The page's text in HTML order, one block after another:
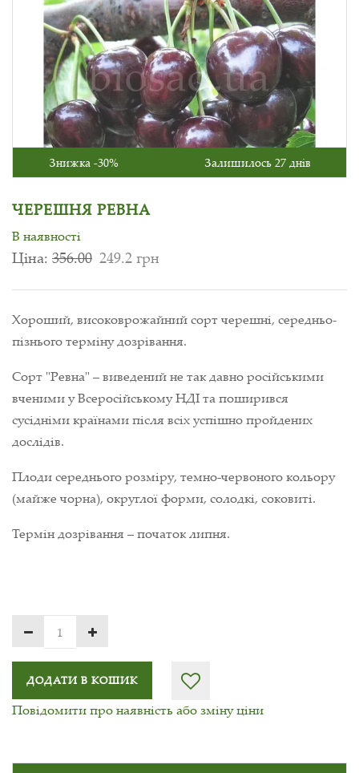
Знижка -30% Залишилось 27 днів
ЧЕРЕШНЯ РЕВНА
В наявності
Ціна: 356.00 249.2 грн
Хороший, високоврожайний сорт черешні, середньо-
пізнього терміну дозрівання.
Сорт "Ревна" – виведений не так давно російськими
вченими у Всеросійському НДІ та поширився
сусідніми країнами після всіх успішно пройдених
дослідів.
Плоди середнього розміру, темно-червоного кольору
(майже чорна), округлої форми, солодкі, соковиті.
Термін дозрівання – початок липня.
ДОДАТИ В КОШИК
Повідомити про наявність або зміну ціни